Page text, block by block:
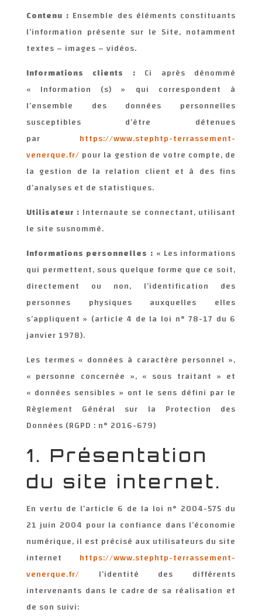
Contenu : Ensemble des éléments constituants
l’information présente sur le Site, notamment
textes – images – vidéos.
Informations clients :
Ci après dénommé
« Information (s) » qui correspondent à
l’ensemble des données personnelles
susceptibles d’être détenues
par
https://www.stephtp-terrassement-
venerque.fr/ pour la gestion de votre compte, de
la gestion de la relation client et à des fins
d’analyses et de statistiques.
Utilisateur : Internaute se connectant, utilisant
le site susnommé.
Informations personnelles : « Les informations
qui permettent, sous quelque forme que ce soit,
directement ou non, l’identification des
personnes physiques auxquelles elles
s’appliquent » (article 4 de la loi n° 78-17 du 6
janvier 1978).
Les termes « données à caractère personnel »,
« personne concernée », « sous traitant » et
« données sensibles » ont le sens défini par le
Règlement Général sur la Protection des
Données (RGPD : n° 2016-679)
1. Présentation
du site internet.
En vertu de l’article 6 de la loi n° 2004-575 du
21 juin 2004 pour la confiance dans l’économie
numérique, il est précisé aux utilisateurs du site
internet https://www.stephtp-terrassement-
venerque.fr/ l’identité des différents
intervenants dans le cadre de sa réalisation et
de son suivi: